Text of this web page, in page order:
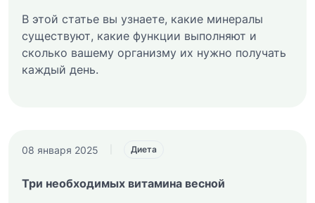
В этой статье вы узнаете, какие минералы
существуют, какие функции выполняют и
сколько вашему организму их нужно получать
каждый день.
08 января 2025 Диета
Три необходимых витамина весной